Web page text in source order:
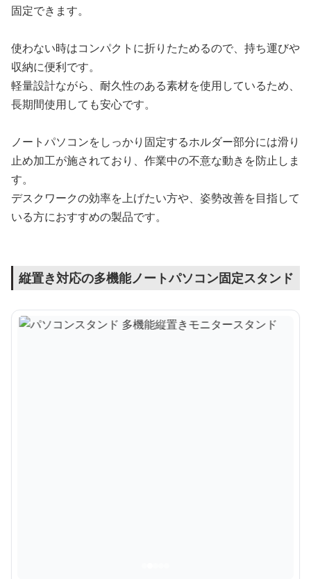
固定できます。
使わない時はコンパクトに折りたためるので、持ち運びや
収納に便利です。
軽量設計ながら、耐久性のある素材を使用しているため、
長期間使用しても安心です。
ノートパソコンをしっかり固定するホルダー部分には滑り
止め加工が施されており、作業中の不意な動きを防止しま
す。
デスクワークの効率を上げたい方や、姿勢改善を目指して
いる方におすすめの製品です。
縦置き対応の多機能ノートパソコン固定スタンド